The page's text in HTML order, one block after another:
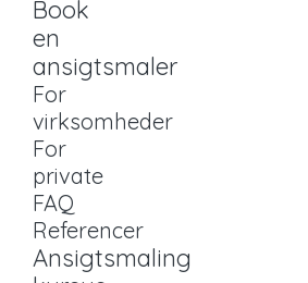
Book
en
ansigtsmaler
For
virksomheder
For
private
FAQ
Referencer
Ansigtsmaling